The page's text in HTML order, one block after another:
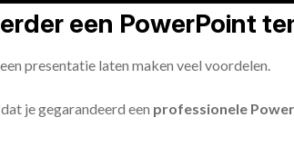
een PowerPoint
presentatie laten maken veel voordelen.
je gegarandeerd een professionele